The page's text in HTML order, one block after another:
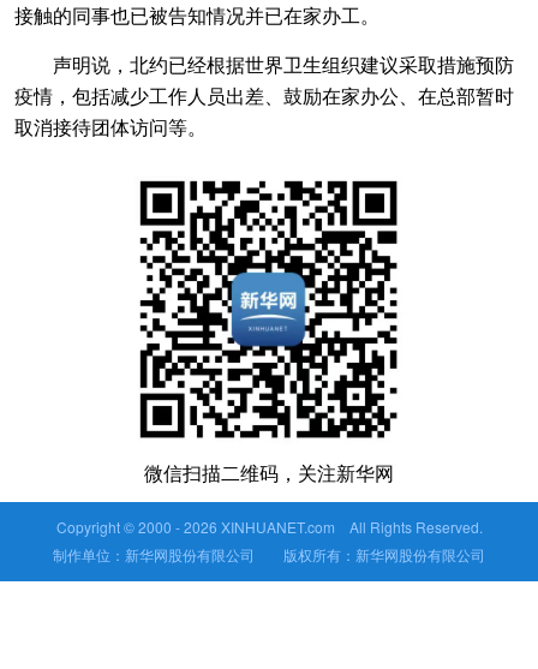
接触的同事也已被告知情况并已在家办工。
声明说，北约已经根据世界卫生组织建议采取措施预防
疫情，包括减少工作人员出差、鼓励在家办公、在总部暂时
取消接待团体访问等。
微信扫描二维码，关注新华网
Copyright © 2000 -2026 XINHUANET.com All Rights Reserved.
制作单位：新华网股份有限公司 版权所有：新华网股份有限公司